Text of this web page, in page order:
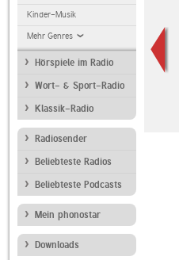
Kinder-Musik
Mehr Genres
Hörspiele im Radio
Wort- & Sport-Radio
Klassik-Radio
Radiosender
Beliebteste Radios
Beliebteste Podcasts
Mein phonostar
Downloads
Beats Radio